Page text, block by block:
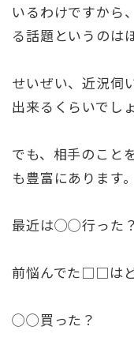
いるわけですから
る話題というのは
せいぜい、近況伺
出来るくらいでしょ
でも、相手のこと
も豊富にあります。
最近は◯◯行った
前悩んでた□□は
◯◯買った？